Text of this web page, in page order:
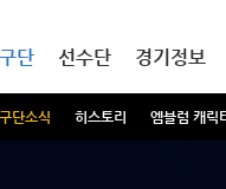
구단
구단소식 히스토리 엠블럼 캐릭
선수단 경기정보